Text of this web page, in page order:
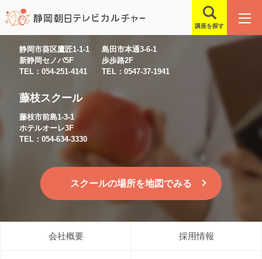
講座を探す
静岡市葵区鷹匠1-1-1
新静岡セノバ5F
TEL：054-251-4141
島田市本通3-6-1
歩歩路2F
TEL：0547-37-1941
藤枝スクール
藤枝市前島1-3-1
ホテルオーレ3F
TEL：054-634-3330
スクールの場所を地図でみる
会社概要 採用情報